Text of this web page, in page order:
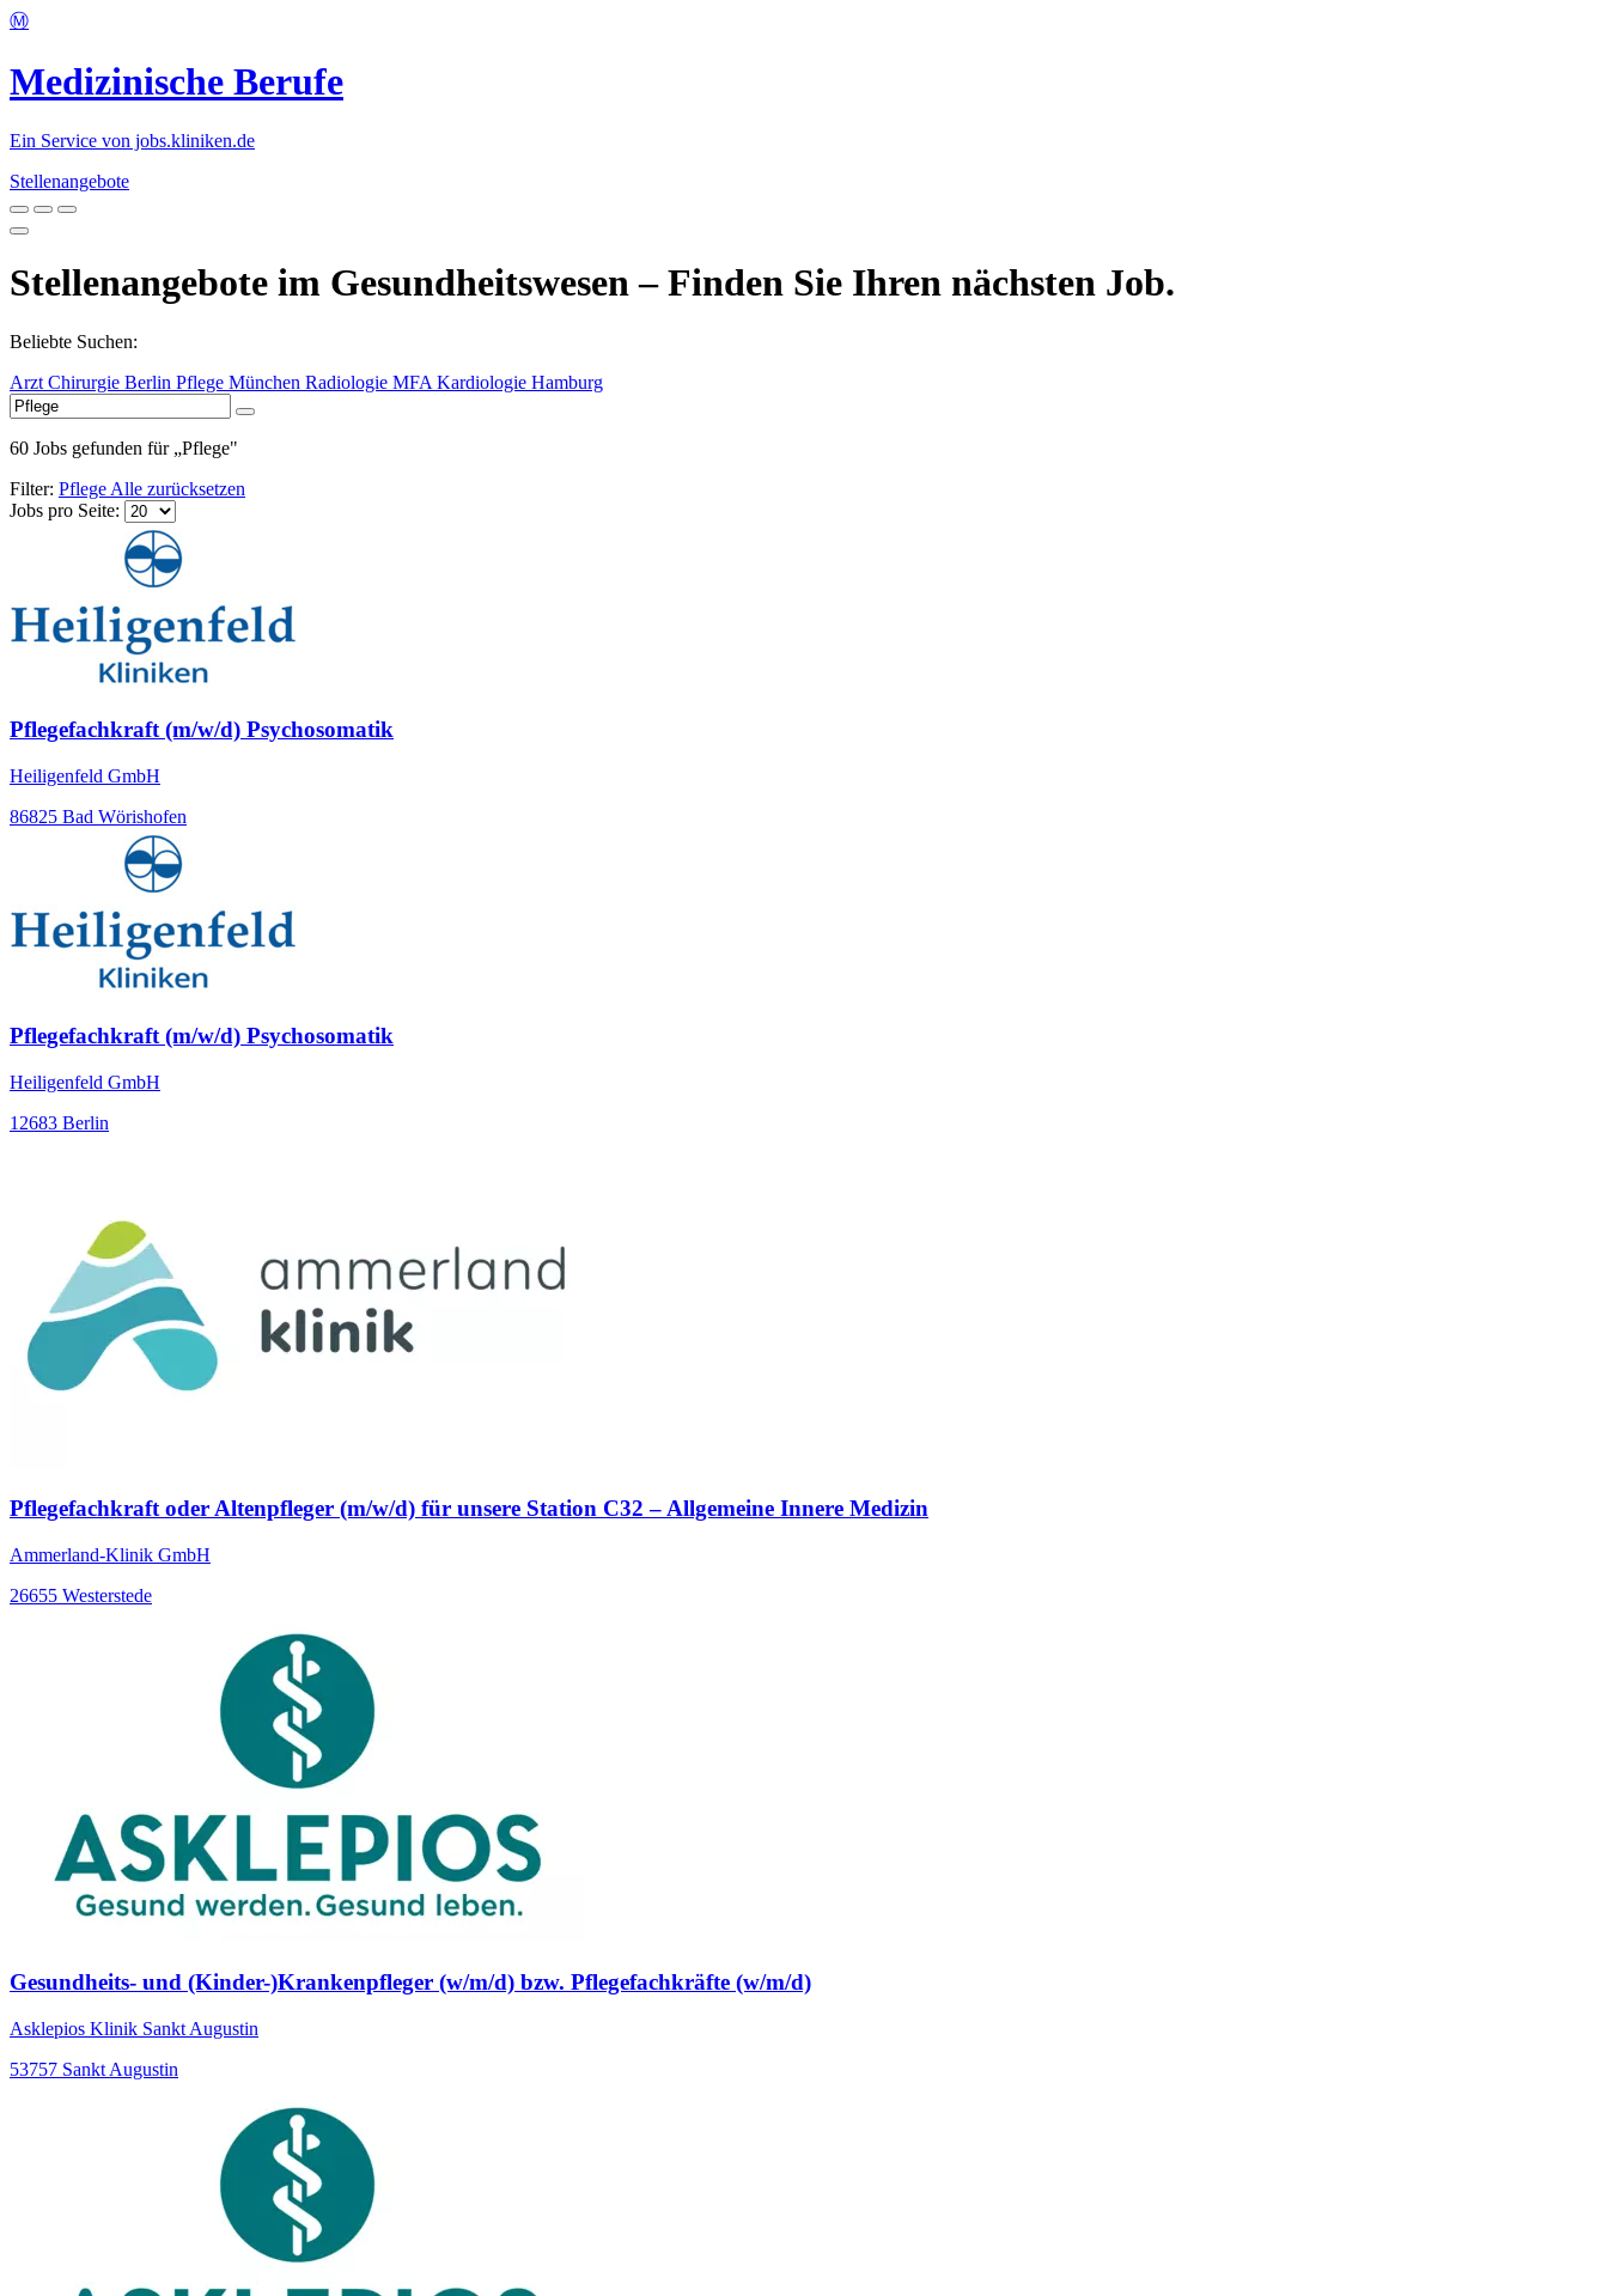
Ⓜ️
Medizinische Berufe
Ein Service von jobs.kliniken.de
Stellenangebote
Stellenangebote im Gesundheitswesen – Finden Sie Ihren nächsten Job.
Beliebte Suchen:
Arzt Chirurgie Berlin Pflege München Radiologie MFA Kardiologie Hamburg
60 Jobs gefunden für „Pflege"
Filter: Pflege Alle zurücksetzen
Jobs pro Seite:
Pflegefachkraft (m/w/d) Psychosomatik
Heiligenfeld GmbH
86825 Bad Wörishofen
Pflegefachkraft (m/w/d) Psychosomatik
Heiligenfeld GmbH
12683 Berlin
Pflegefachkraft oder Altenpfleger (m/w/d) für unsere Station C32 – Allgemeine Innere Medizin
Ammerland-Klinik GmbH
26655 Westerstede
Gesundheits- und (Kinder-)Krankenpfleger (w/m/d) bzw. Pflegefachkräfte (w/m/d)
Asklepios Klinik Sankt Augustin
53757 Sankt Augustin